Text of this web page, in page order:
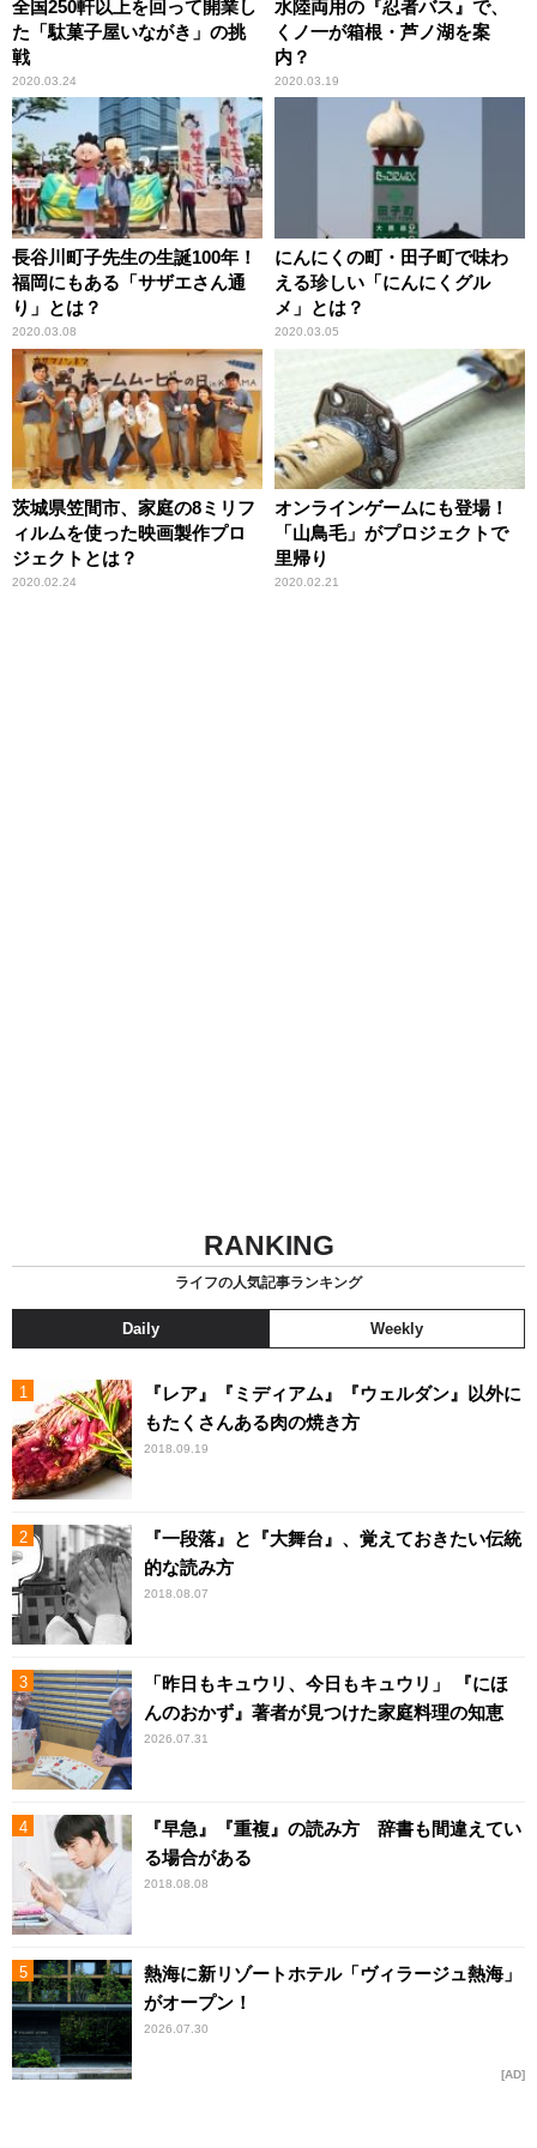
全国250軒以上を回って開業し
た「駄菓子屋いながき」の挑
戦
2020.03.24
水陸両用の『忍者バス』で、
くノ一が箱根・芦ノ湖を案
内？
2020.03.19
長谷川町子先生の生誕100年！
福岡にもある「サザエさん通
り」とは？
2020.03.08
にんにくの町・田子町で味わ
える珍しい「にんにくグル
メ」とは？
2020.03.05
茨城県笠間市、家庭の8ミリフ
ィルムを使った映画製作プロ
ジェクトとは？
2020.02.24
オンラインゲームにも登場！
「山鳥毛」がプロジェクトで
里帰り
2020.02.21
RANKING
ライフの人気記事ランキング
Daily Weekly
『レア』『ミディアム』『ウェルダン』以外に
もたくさんある肉の焼き方
2018.09.19
『一段落』と『大舞台』、覚えておきたい伝統
的な読み方
2018.08.07
「昨日もキュウリ、今日もキュウリ」 『にほ
んのおかず』著者が見つけた家庭料理の知恵
2026.07.31
『早急』『重複』の読み方 辞書も間違えてい
る場合がある
2018.08.08
熱海に新リゾートホテル「ヴィラージュ熱海」
がオープン！
2026.07.30
AD